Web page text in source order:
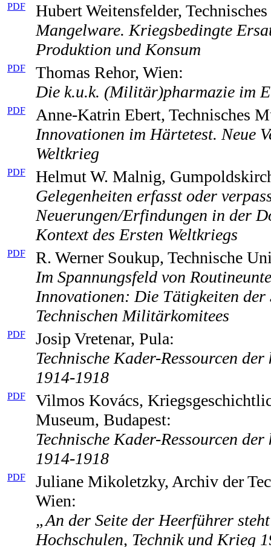
PDF
Hubert Weitensfelder,
Mangelware. Kriegsbedingte
Produktion und Konsum
PDF
Thomas Rehor, Wien:
Die k.u.k. (Militär)pharmazie im
PDF
Anne-Katrin Ebert, Technisches
Innovationen im Härtetest. Neue
Weltkrieg
PDF
Helmut W. Malnig,
Gelegenheiten erfasst oder
Neuerungen/Erfindungen in der
Kontext des Ersten Weltkriegs
PDF
R. Werner Soukup, Technische
Im Spannungsfeld von
Innovationen: Die Tätigkeiten der
Technischen Militärkomitees
PDF
Josip Vretenar, Pula:
Technische Kader-Ressourcen
1914-1918
PDF
Vilmos Kovács,
Museum, Budapest:
Technische Kader-Ressourcen
1914-1918
PDF
Juliane Mikoletzky, Archiv der
Wien:
„An der Seite der Heerführer
Hochschulen, Technik und Krieg